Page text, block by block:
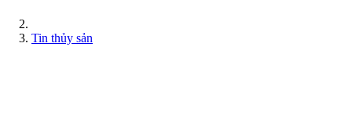
Tin thủy sản